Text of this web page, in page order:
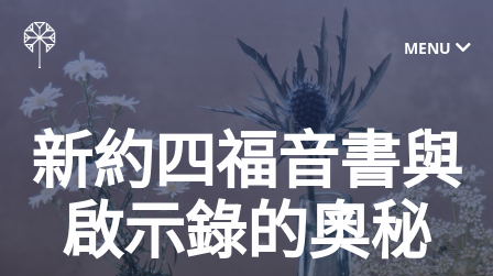
MENU
新約四福音書與
啟示錄的奧秘